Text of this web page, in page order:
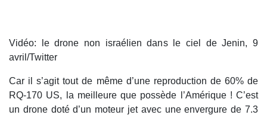
Vidéo: le drone non israélien dans le ciel de Jenin, 9
avril/Twitter
Car il s’agit tout de même d’une reproduction de 60% de
RQ-170 US, la meilleure que possède l’Amérique ! C’est
un drone doté d’un moteur jet avec une envergure de 7.3